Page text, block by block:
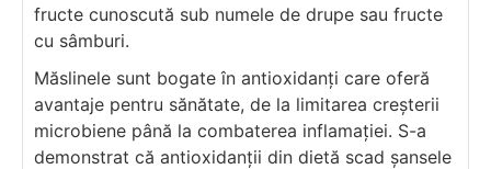
fructe cunoscută sub numele de drupe sau fructe
cu sâmburi.
Măslinele sunt bogate în antioxidanți care oferă
avantaje pentru sănătate, de la limitarea creșterii
microbiene până la combaterea inflamației. S-a
demonstrat că antioxidanții din dietă scad șansele